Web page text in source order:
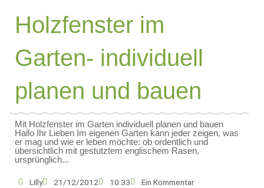
Holzfenster im
Garten- individuell
planen und bauen
Mit Holzfenster im Garten individuell planen und bauen
Hallo Ihr Lieben Im eigenen Garten kann jeder zeigen, was
er mag und wie er leben möchte: ob ordentlich und
übersichtlich mit gestutztem englischem Rasen,
ursprünglich...
Lilly 21/12/2012 10:33 Ein Kommentar